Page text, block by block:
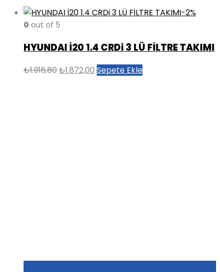
-2%
0 out of 5
HYUNDAI İ20 1.4 CRDi 3 LÜ FİLTRE TAKIMI
₺1.916,80Orijinal
₺1.872,00 Şu
Sepete Ekle